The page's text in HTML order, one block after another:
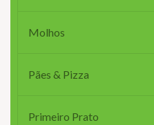
Molhos
Pães & Pizza
Primeiro Prato